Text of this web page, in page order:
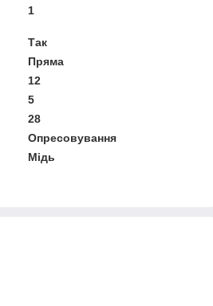
1
Так
Пряма
12
5
28
Опресовування
Мідь